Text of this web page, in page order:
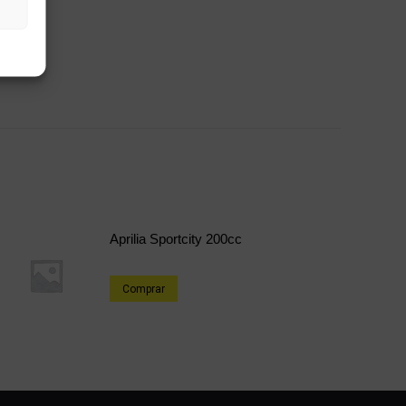
Aprilia Sportcity 200cc
Comprar